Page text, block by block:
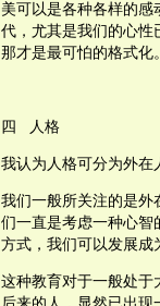
美可以是各种各样的感
代，尤其是我们的心性
那才是最可怕的格式化。
四 人格
我认为人格可分为外在
我们一般所关注的是外
们一直是考虑一种心智
方式，我们可以发展成
这种教育对于一般处于